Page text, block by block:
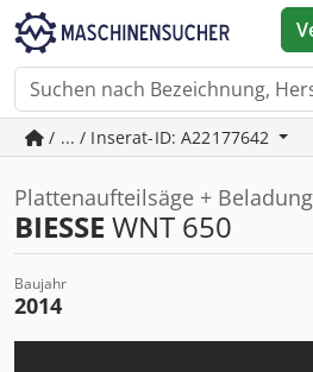
/ ... / Inserat-ID: A22177642
Plattenaufteilsäge + Beladung
BIESSE WNT 650
Baujahr
2014